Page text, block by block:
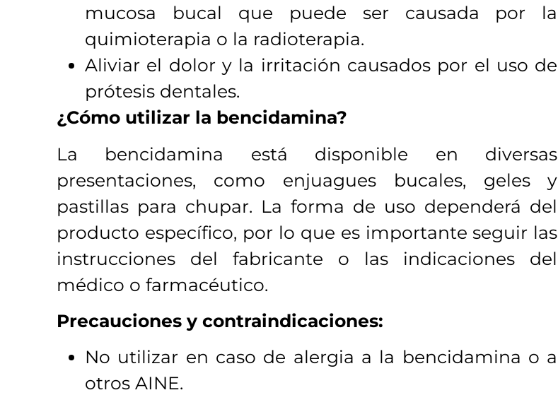
mucosa bucal que puede ser causada por la
quimioterapia o la radioterapia.
Aliviar el dolor y la irritación causados por el uso de
prótesis dentales.
¿Cómo utilizar la bencidamina?
La bencidamina está disponible en diversas
presentaciones, como enjuagues bucales, geles y
pastillas para chupar. La forma de uso dependerá del
producto específico, por lo que es importante seguir las
instrucciones del fabricante o las indicaciones del
médico o farmacéutico.
Precauciones y contraindicaciones:
No utilizar en caso de alergia a la bencidamina o a
otros AINE.